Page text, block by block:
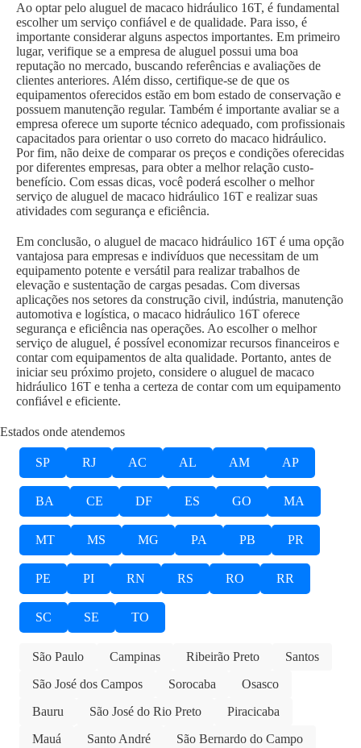
Ao optar pelo aluguel de macaco hidráulico 16T, é fundamental
escolher um serviço confiável e de qualidade. Para isso, é
importante considerar alguns aspectos importantes. Em primeiro
lugar, verifique se a empresa de aluguel possui uma boa
reputação no mercado, buscando referências e avaliações de
clientes anteriores. Além disso, certifique-se de que os
equipamentos oferecidos estão em bom estado de conservação e
possuem manutenção regular. Também é importante avaliar se a
empresa oferece um suporte técnico adequado, com profissionais
capacitados para orientar o uso correto do macaco hidráulico.
Por fim, não deixe de comparar os preços e condições oferecidas
por diferentes empresas, para obter a melhor relação custo-
benefício. Com essas dicas, você poderá escolher o melhor
serviço de aluguel de macaco hidráulico 16T e realizar suas
atividades com segurança e eficiência.
Em conclusão, o aluguel de macaco hidráulico 16T é uma opção
vantajosa para empresas e indivíduos que necessitam de um
equipamento potente e versátil para realizar trabalhos de
elevação e sustentação de cargas pesadas. Com diversas
aplicações nos setores da construção civil, indústria, manutenção
automotiva e logística, o macaco hidráulico 16T oferece
segurança e eficiência nas operações. Ao escolher o melhor
serviço de aluguel, é possível economizar recursos financeiros e
contar com equipamentos de alta qualidade. Portanto, antes de
iniciar seu próximo projeto, considere o aluguel de macaco
hidráulico 16T e tenha a certeza de contar com um equipamento
confiável e eficiente.
Estados onde atendemos
SP RJ AC AL AM AP
BA CE DF ES GO MA
MT MS MG PA PB PR
PE PI RN RS RO RR
SC SE TO
São Paulo Campinas Ribeirão Preto
Santos
São José dos Campos
Sorocaba
Osasco
Bauru
São José do Rio Preto
Piracicaba
Mauá
Santo André
São Bernardo do Campo